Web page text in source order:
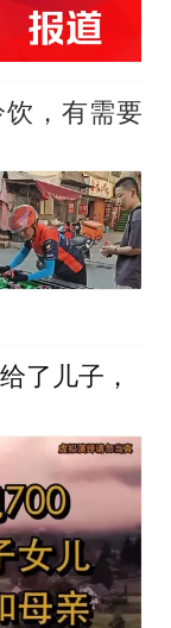
，有需要
了儿子，